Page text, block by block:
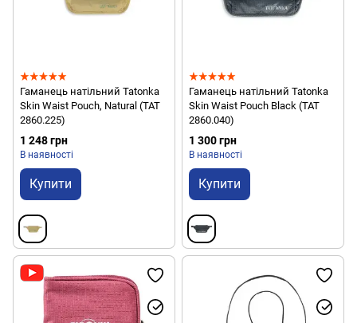
Гаманець натільний Tatonka
Skin Waist Pouch, Natural (TAT
2860.225)
1 248 грн
В наявності
Купити
Гаманець натільний Tatonka
Skin Waist Pouch Black (TAT
2860.040)
1 300 грн
В наявності
Купити